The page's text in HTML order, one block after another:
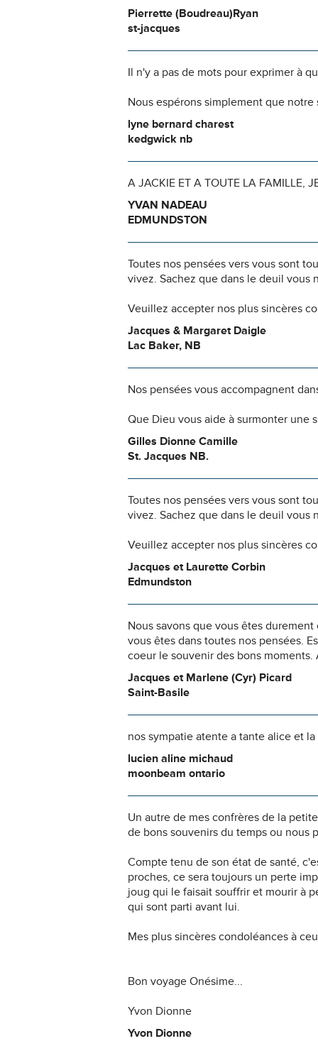
Pierrette (Boudreau)Ryan
st-jacques
Il n'y a pas de mots pour exprimer à
Nous espérons simplement que
lyne bernard charest
kedgwick nb
A JACKIE ET A TOUTE LA FAMILLE,
YVAN NADEAU
EDMUNDSTON
Toutes nos pensées vers vous sont
vivez. Sachez que dans le deuil vous
Veuillez accepter nos plus sincères
Jacques & Margaret Daigle
Lac Baker, NB
Nos pensées vous accompagnent
Que Dieu vous aide à surmonter une
Gilles Dionne Camille
St. Jacques NB.
Toutes nos pensées vers vous sont
vivez. Sachez que dans le deuil vous
Veuillez accepter nos plus sincères
Jacques et Laurette Corbin
Edmundston
Nous savons que vous êtes
vous êtes dans toutes nos pensées.
coeur le souvenir des bons
Jacques et Marlene (Cyr) Picard
Saint-Basile
nos sympatie atente a tante alice et
lucien aline michaud
moonbeam ontario
Un autre de mes confrères de la
de bons souvenirs du temps ou nous
Compte tenu de son état de santé,
proches, ce sera toujours un perte
joug qui le faisait souffrir et mourir à
qui sont parti avant lui.
Mes plus sincères condoléances à
Bon voyage Onésime...
Yvon Dionne
Yvon Dionne